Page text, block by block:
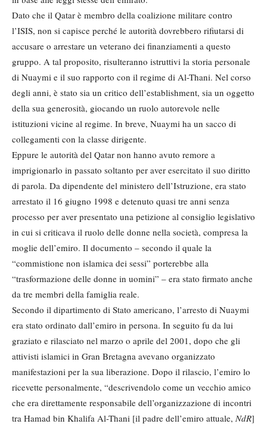
Dato che il Qatar è membro della coalizione militare contro
l’ISIS, non si capisce perché le autorità dovrebbero rifiutarsi di
accusare o arrestare un veterano dei finanziamenti a questo
gruppo. A tal proposito, risulteranno istruttivi la storia personale
di Nuaymi e il suo rapporto con il regime di Al-Thani. Nel corso
degli anni, è stato sia un critico dell’establishment, sia un oggetto
della sua generosità, giocando un ruolo autorevole nelle
istituzioni vicine al regime. In breve, Nuaymi ha un sacco di
collegamenti con la classe dirigente.
Eppure le autorità del Qatar non hanno avuto remore a
imprigionarlo in passato soltanto per aver esercitato il suo diritto
di parola. Da dipendente del ministero dell’Istruzione, era stato
arrestato il 16 giugno 1998 e detenuto quasi tre anni senza
processo per aver presentato una petizione al consiglio legislativo
in cui si criticava il ruolo delle donne nella società, compresa la
moglie dell’emiro. Il documento – secondo il quale la
“commistione non islamica dei sessi” porterebbe alla
“trasformazione delle donne in uomini” – era stato firmato anche
da tre membri della famiglia reale.
Secondo il dipartimento di Stato americano, l’arresto di Nuaymi
era stato ordinato dall’emiro in persona. In seguito fu da lui
graziato e rilasciato nel marzo o aprile del 2001, dopo che gli
attivisti islamici in Gran Bretagna avevano organizzato
manifestazioni per la sua liberazione. Dopo il rilascio, l’emiro lo
ricevette personalmente, “descrivendolo come un vecchio amico
che era direttamente responsabile dell’organizzazione di incontri
tra Hamad bin Khalifa Al-Thani [il padre dell’emiro attuale, NdR]